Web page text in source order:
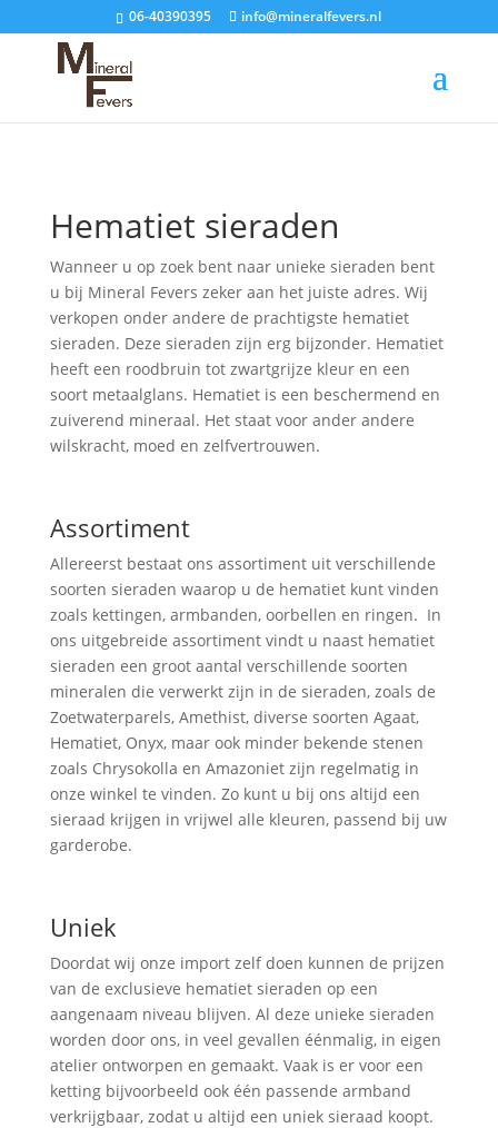
06-40390395 info@mineralfevers.nl
Hematiet sieraden
Wanneer u op zoek bent naar unieke sieraden bent
u bij Mineral Fevers zeker aan het juiste adres. Wij
verkopen onder andere de prachtigste hematiet
sieraden. Deze sieraden zijn erg bijzonder. Hematiet
heeft een roodbruin tot zwartgrijze kleur en een
soort metaalglans. Hematiet is een beschermend en
zuiverend mineraal. Het staat voor ander andere
wilskracht, moed en zelfvertrouwen.
Assortiment
Allereerst bestaat ons assortiment uit verschillende
soorten sieraden waarop u de hematiet kunt vinden
zoals kettingen, armbanden, oorbellen en ringen. In
ons uitgebreide assortiment vindt u naast hematiet
sieraden een groot aantal verschillende soorten
mineralen die verwerkt zijn in de sieraden, zoals de
Zoetwaterparels, Amethist, diverse soorten Agaat,
Hematiet, Onyx, maar ook minder bekende stenen
zoals Chrysokolla en Amazoniet zijn regelmatig in
onze winkel te vinden. Zo kunt u bij ons altijd een
sieraad krijgen in vrijwel alle kleuren, passend bij uw
garderobe.
Uniek
Doordat wij onze import zelf doen kunnen de prijzen
van de exclusieve hematiet sieraden op een
aangenaam niveau blijven. Al deze unieke sieraden
worden door ons, in veel gevallen éénmalig, in eigen
atelier ontworpen en gemaakt. Vaak is er voor een
ketting bijvoorbeeld ook één passende armband
verkrijgbaar, zodat u altijd een uniek sieraad koopt.